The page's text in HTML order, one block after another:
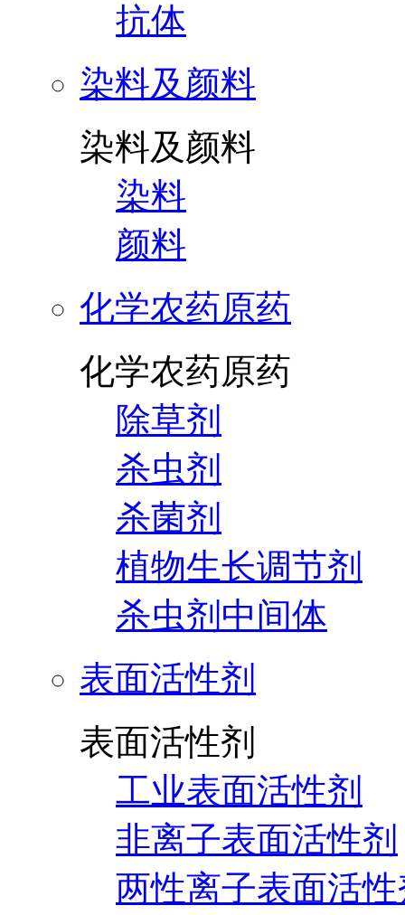
抗体
染料及颜料
染料及颜料
染料
颜料
化学农药原药
化学农药原药
除草剂
杀虫剂
杀菌剂
植物生长调节剂
杀虫剂中间体
表面活性剂
表面活性剂
工业表面活性剂
非离子表面活性剂
两性离子表面活